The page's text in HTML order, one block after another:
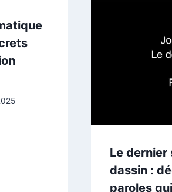
Le dernier
dassin :
paroles